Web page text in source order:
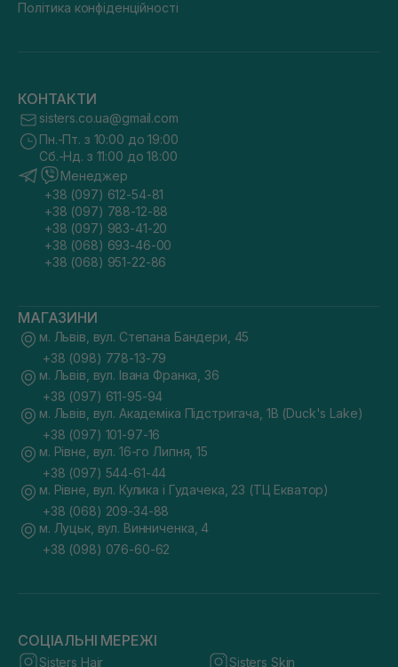
Політика конфіденційності
КОНТАКТИ
sisters.co.ua@gmail.com
Пн.-Пт. з 10:00 до 19:00
Сб.-Нд. з 11:00 до 18:00
Менеджер
+38 (097) 612-54-81
+38 (097) 788-12-88
+38 (097) 983-41-20
+38 (068) 693-46-00
+38 (068) 951-22-86
МАГАЗИНИ
м. Львів, вул. Степана Бандери, 45
+38 (098) 778-13-79
м. Львів, вул. Івана Франка, 36
+38 (097) 611-95-94
м. Львів, вул. Академіка Підстригача, 1В (Duck's Lake)
+38 (097) 101-97-16
м. Рівне, вул. 16-го Липня, 15
+38 (097) 544-61-44
м. Рівне, вул. Кулика і Гудачека, 23 (ТЦ Екватор)
+38 (068) 209-34-88
м. Луцьк, вул. Винниченка, 4
+38 (098) 076-60-62
СОЦІАЛЬНІ МЕРЕЖІ
Sisters Hair Sisters Skin